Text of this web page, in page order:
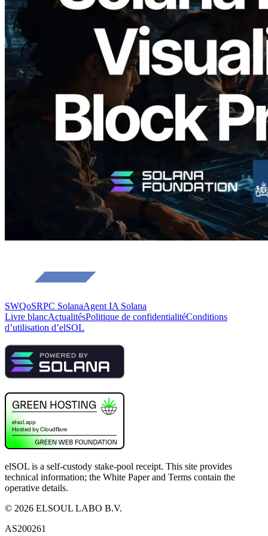
2026.05.24
Validators Solutions lance le Solana Block
Analyzer — Visualisation du temps de
production de bloc par slot et des
validateurs assignés
SWQoSRPC SolanaAgent IA Solana
Livre blancActualitésPolitique de confidentialitéConditions
d’utilisation d’elSOL
elSOL is a self-custody stake-pool receipt. This site provides
technical information; the White Paper and Terms contain the
operative details.
© 2026 ELSOUL LABO B.V.
AS200261